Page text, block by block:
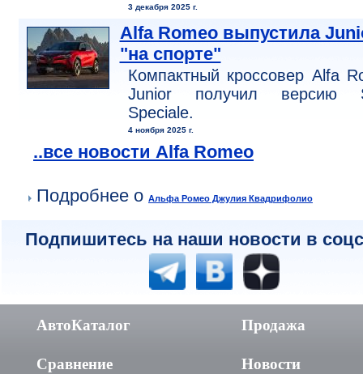
3 декабря 2025 г.
Alfa Romeo выпустила
"на спорте"
Компактный кроссовер Alfa
Junior получил версию
Speciale.
4 ноября 2025 г.
..все новости Alfa Romeo
Подробнее о Альфа Ромео Джулия Квадрифолио
Подпишитесь на наши новости в
АвтоКаталог
Сравнение
Продажа
Новости